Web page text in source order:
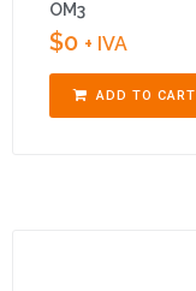
OM3
$0 + IVA
ADD TO CART